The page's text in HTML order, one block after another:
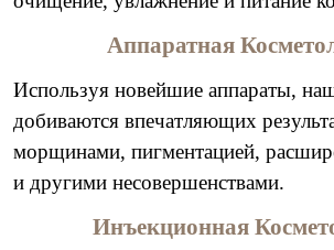
Аппаратная
Используя новейшие аппараты,
добиваются впечатляющих
морщинами, пигментацией,
и другими несовершенствами.
Инъекционная